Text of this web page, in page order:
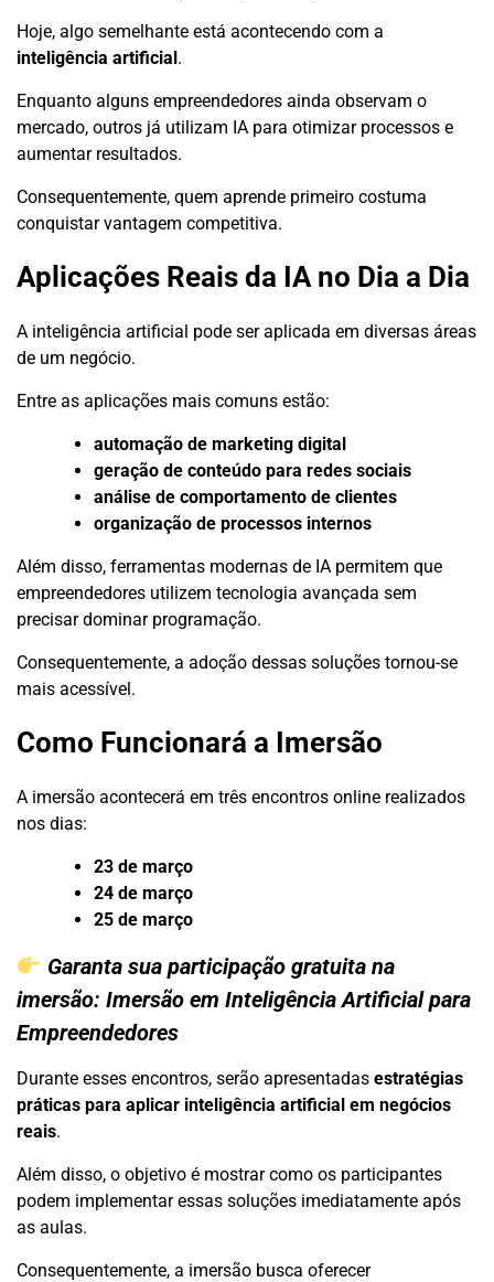
Hoje, algo semelhante está acontecendo com a
inteligência artificial.
Enquanto alguns empreendedores ainda observam o
mercado, outros já utilizam IA para otimizar processos e
aumentar resultados.
Consequentemente, quem aprende primeiro costuma
conquistar vantagem competitiva.
Aplicações Reais da IA no Dia a Dia
A inteligência artificial pode ser aplicada em diversas áreas
de um negócio.
Entre as aplicações mais comuns estão:
automação de marketing digital
geração de conteúdo para redes sociais
análise de comportamento de clientes
organização de processos internos
Além disso, ferramentas modernas de IA permitem que
empreendedores utilizem tecnologia avançada sem
precisar dominar programação.
Consequentemente, a adoção dessas soluções tornou-se
mais acessível.
Como Funcionará a Imersão
A imersão acontecerá em três encontros online realizados
nos dias:
23 de março
24 de março
25 de março
Garanta sua participação gratuita na
imersão: Imersão em Inteligência Artificial para
Empreendedores
Durante esses encontros, serão apresentadas estratégias
práticas para aplicar inteligência artificial em negócios
reais.
Além disso, o objetivo é mostrar como os participantes
podem implementar essas soluções imediatamente após
as aulas.
Consequentemente, a imersão busca oferecer